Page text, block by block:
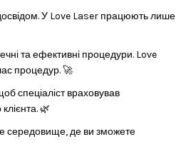
У Love Laser працюють лише
та ефективні процедури. Love
процедур. 🚀
спеціаліст враховував
🌿
середовище, де ви зможете